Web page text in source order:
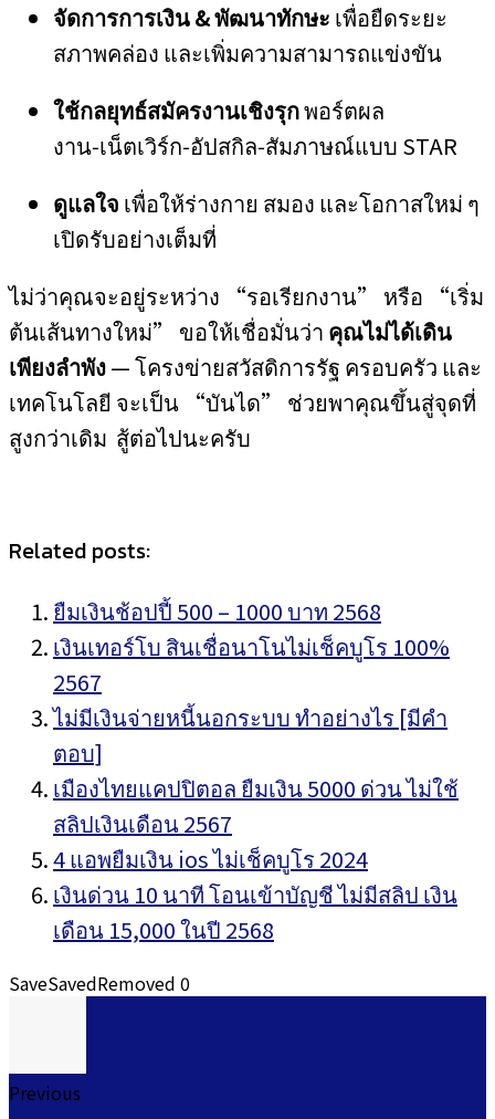
จัดการการเงิน & พัฒนาทักษะ เพื่อยืดระยะ
สภาพคล่อง และเพิ่มความสามารถแข่งขัน
ใช้กลยุทธ์สมัครงานเชิงรุกพอร์ตผล
งาน‑เน็ตเวิร์ก‑อัปสกิล‑สัมภาษณ์แบบ STAR
ดูแลใจ เพื่อให้ร่างกาย สมอง และโอกาสใหม่ ๆ
เปิดรับอย่างเต็มที่
ไม่ว่าคุณจะอยู่ระหว่าง “รอเรียกงาน” หรือ “เริ่ม
ต้นเส้นทางใหม่” ขอให้เชื่อมั่นว่า คุณไม่ได้เดิน
เพียงลำพัง— โครงข่ายสวัสดิการรัฐ ครอบครัว และ
เทคโนโลยี จะเป็น “บันได” ช่วยพาคุณขึ้นสู่จุดที่
สูงกว่าเดิม สู้ต่อไปนะครับ
Related posts:
ยืมเงินช้อปปี้ 500 – 1000 บาท 2568
เงินเทอร์โบ สินเชื่อนาโนไม่เช็คบูโร 100%
2567
ไม่มีเงินจ่ายหนี้นอกระบบ ทำอย่างไร [มีคำ
ตอบ]
เมืองไทยแคปปิตอล ยืมเงิน 5000 ด่วน ไม่ใช้
สลิปเงินเดือน 2567
4 แอพยืมเงิน ios ไม่เช็คบูโร 2024
เงินด่วน 10 นาที โอนเข้าบัญชี ไม่มีสลิป เงิน
เดือน 15,000 ในปี 2568
SaveSavedRemoved 0
Previous